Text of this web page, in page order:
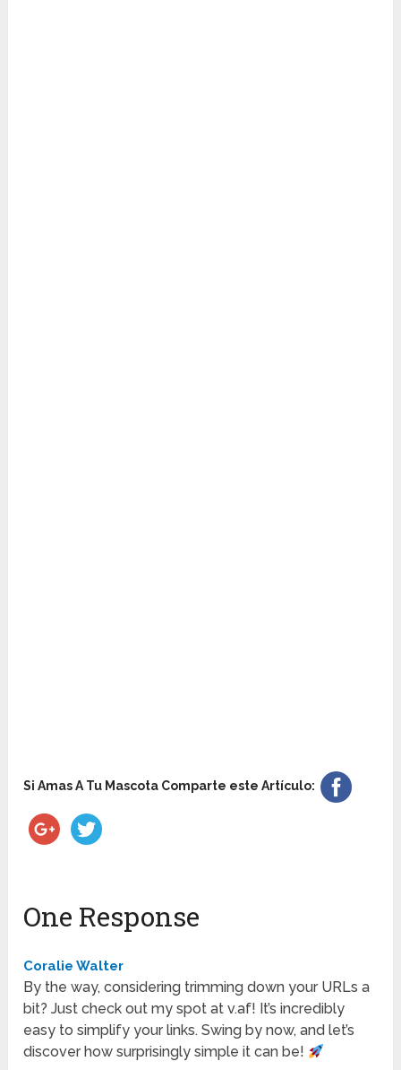
Si Amas A Tu Mascota Comparte este Artículo:
One Response
Coralie Walter
By the way, considering trimming down your URLs a
bit? Just check out my spot at v.af! It’s incredibly
easy to simplify your links. Swing by now, and let’s
discover how surprisingly simple it can be!